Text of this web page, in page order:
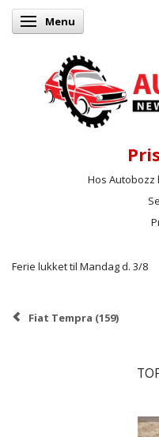
Skifte navigation
Menu
Hos Autobozz
Ferie lukket til Mandag d. 3/8
Fiat Tempra (159)